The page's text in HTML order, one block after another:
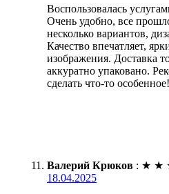
Воспользовалась
Очень удобно, все
несколько вариантов,
Качество впечатляет,
изображения. Доставка
аккуратно упаковано.
сделать что-то особенное!
Валерий Крюков : ★ ★
18.04.2025